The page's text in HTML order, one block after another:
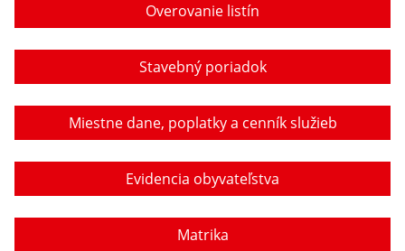
Overovanie listín
Stavebný poriadok
Miestne dane, poplatky a cenník služieb
Evidencia obyvateľstva
Matrika